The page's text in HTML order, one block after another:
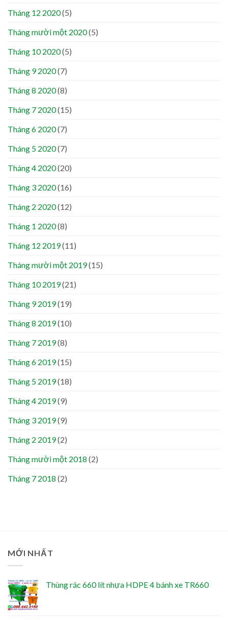
Tháng 12 2020(5)
Tháng mười một 2020(5)
Tháng 10 2020(5)
Tháng 9 2020(7)
Tháng 8 2020(8)
Tháng 7 2020(15)
Tháng 6 2020(7)
Tháng 5 2020(7)
Tháng 4 2020(20)
Tháng 3 2020(16)
Tháng 2 2020(12)
Tháng 1 2020(8)
Tháng 12 2019(11)
Tháng mười một 2019(15)
Tháng 10 2019(21)
Tháng 9 2019(19)
Tháng 8 2019(10)
Tháng 7 2019(8)
Tháng 6 2019(15)
Tháng 5 2019(18)
Tháng 4 2019(9)
Tháng 3 2019(9)
Tháng 2 2019(2)
Tháng mười một 2018 (2)
Tháng 7 2018 (2)
MỚI NHẤT
Thùng rác 660 lít nhựa HDPE 4 bánh xe TR660